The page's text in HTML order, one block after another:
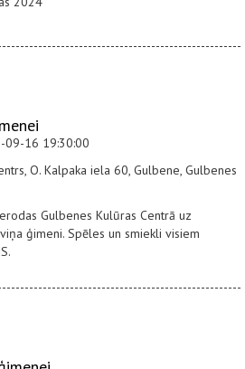
16 19:30:00
O. Kalpaka iela 60, Gulbene, Gulbenes
Gulbenes Kulūras Centrā uz
ģimeni. Spēles un smiekli visiem